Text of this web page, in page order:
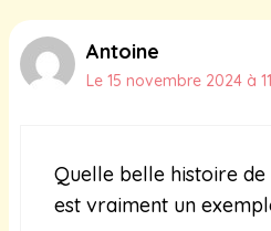
Antoine
Le 15 novembre 2024 à
Quelle belle histoire de
est vraiment un